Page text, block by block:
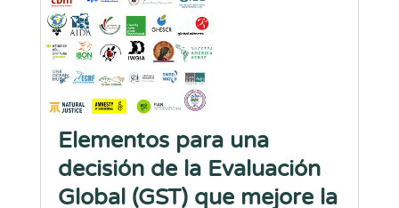
Elementos para una
decisión de la Evaluación
Global (GST) que mejore la